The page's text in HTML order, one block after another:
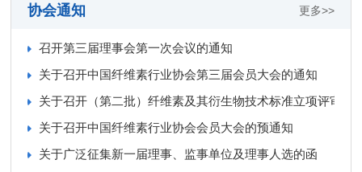
更多>>
协会通知
召开第三届理事会第一次会议的通知
关于召开中国纤维素行业协会第三届会员大会的通知
关于召开（第二批）纤维素及其衍生物技术标准立项评审会
关于召开中国纤维素行业协会会员大会的预通知
关于广泛征集新一届理事、监事单位及理事人选的函